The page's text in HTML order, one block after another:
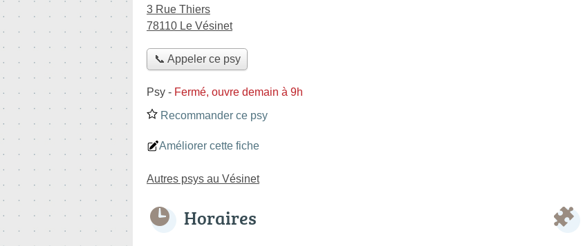
3 Rue Thiers
78110 Le Vésinet
📞 Appeler ce psy
Psy - Fermé, ouvre demain à 9h
Recommander ce psy
Améliorer cette fiche
Autres psys au Vésinet
Horaires